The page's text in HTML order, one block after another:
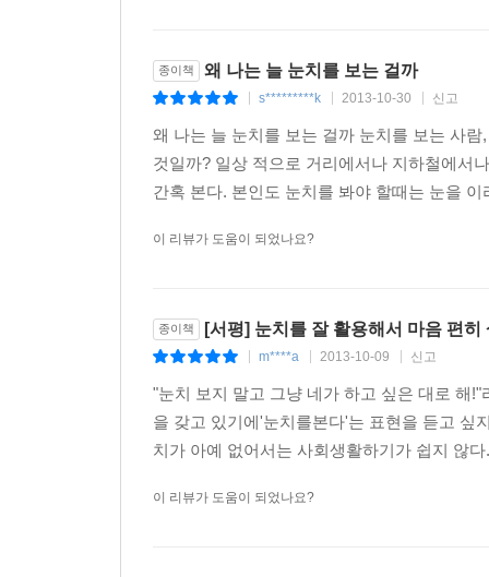
통을 할 기회를 포착한다. 피할 수 없는 문제나 갈
문제가 생겼을 때 갈등이 무서워서 문제를 피하
남의 눈치를 많이 봐서 늘어난 핑계를 해결할지
살아가는 방법이라면 방법이다. 그러나 걸핏하
인생을 사는 꼴이 된다. 세월을 거꾸로 돌렸다가
눈치는 맥락에 따라서 적절성이 판단되므로 적용
준점에서 어느 방향에 있는지를 판단할 수 있는
지도가 도움이 된다. 그러므로 여행을 막 계획하
를 주는 것은 눈치 있는 행동이 된다. 이와 같이
의 기능성은 목표에 맞느냐 아니냐를 따지는 것
종이책 왜 나는 늘 눈치를 보는 걸까
s*********k 2013-10-30 신고
왜 나는 늘 눈치를 보는 걸까 눈치를 보는 사
것일까? 일상 적으로 거리에서나 지하철에서
간혹 본다. 본인도 눈치를 봐야 할때는 눈을
이 리뷰가 도움이 되었나요?
종이책 [서평] 눈치를 잘 활용해서 마음 편
m****a 2013-10-09 신고
"눈치 보지 말고 그냥 네가 하고 싶은 대로 해
을 갖고 있기에'눈치를본다'는 표현을 듣고 싶
치가 아예 없어서는 사회생활하기가 쉽지 않
이 리뷰가 도움이 되었나요?